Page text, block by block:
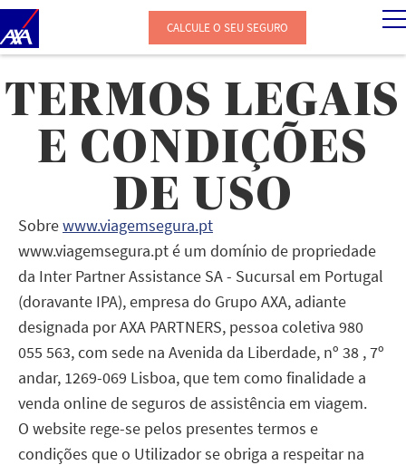
Passar
para
o
conteúdo
principal
CALCULE O SEU SEGURO
TERMOS LEGAIS
E CONDIÇÕES
DE USO
Sobrewww.viagemsegura.pt
www.viagemsegura.pt é um domínio de propriedade
da Inter Partner Assistance SA - Sucursal em Portugal
(doravante IPA), empresa do Grupo AXA, adiante
designada por AXA PARTNERS, pessoa coletiva 980
055 563, com sede na Avenida da Liberdade, nº 38 , 7º
andar, 1269-069 Lisboa, que tem como finalidade a
venda online de seguros de assistência em viagem.
O website rege-se pelos presentes termos e
condições que o Utilizador se obriga a respeitar na